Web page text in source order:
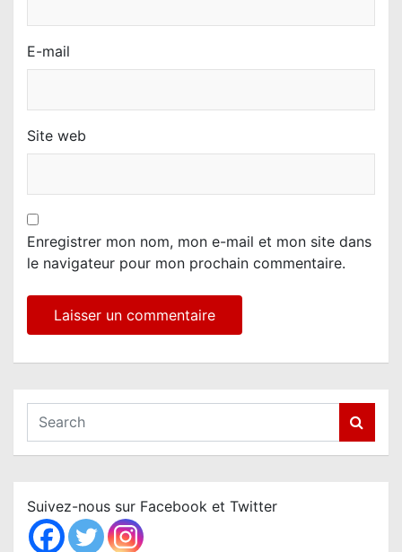
E-mail
Site web
Enregistrer mon nom, mon e-mail et mon site dans
le navigateur pour mon prochain commentaire.
a
c
h
Suivez-nous sur Facebook et Twitter